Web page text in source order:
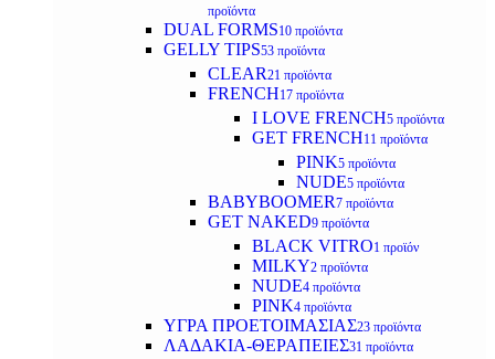
προϊόντα
DUAL FORMS10 προϊόντα
GELLY TIPS53 προϊόντα
CLEAR21 προϊόντα
FRENCH17 προϊόντα
I LOVE FRENCH5 προϊόντα
GET FRENCH11 προϊόντα
PINK5 προϊόντα
NUDE5 προϊόντα
BABYBOOMER7 προϊόντα
GET NAKED9 προϊόντα
BLACK VITRO1 προϊόν
MILKY2 προϊόντα
NUDE4 προϊόντα
PINK4 προϊόντα
ΥΓΡΑ ΠΡΟΕΤΟΙΜΑΣΙΑΣ23 προϊόντα
ΛΑΔΑΚΙΑ-ΘΕΡΑΠΕΙΕΣ31 προϊόντα